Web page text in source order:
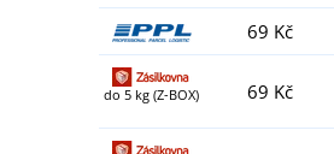
69 Kč
do 5 kg (Z-BOX) 69 Kč